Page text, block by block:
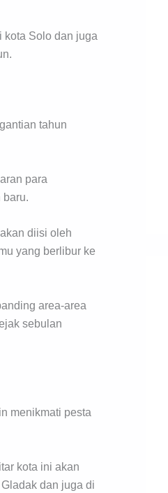
kota Solo dan juga
tahun
para
baru.
diisi oleh
yang berlibur ke
area-area
sebulan
menikmati pesta
kota ini akan
dan juga di